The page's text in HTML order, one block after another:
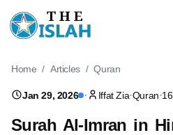
Home / Articles / Quran
Jan 29, 2026 · Iffat Zia·Quran·
Surah Al-Imran in